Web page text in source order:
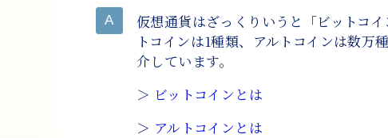
仮想通貨はざっくりいうと「ビットコ
トコインは1種類、アルトコインは数
介しています。
＞ ビットコインとは
＞ アルトコインとは